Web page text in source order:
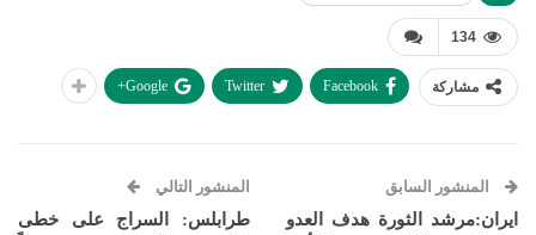
134
مشاركة Facebook
Twitter
Google+
المنشور السابق
ايران:مرشد الثورة هدف العدو
المنشور التالي
طرابلس: السراج على خطى